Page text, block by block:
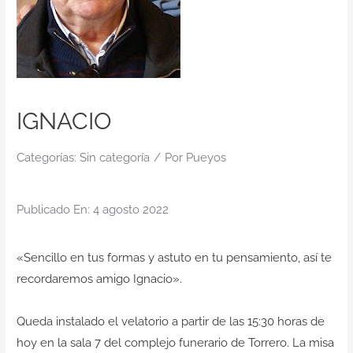
Contacto
IGNACIO
Categorías: Sin categoría / Por Pueyos
Publicado En: 4 agosto 2022
«Sencillo en tus formas y astuto en tu pensamiento, así te
recordaremos amigo Ignacio».
Queda instalado el velatorio a partir de las 15:30 horas de
hoy en la sala 7 del complejo funerario de Torrero. La misa